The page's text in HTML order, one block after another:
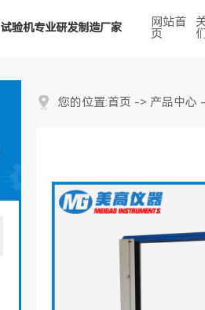
试验机专业研发制造厂家
网站首
页
您的位置:首页 -> 产品中心